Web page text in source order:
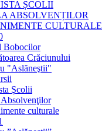
ȘCOLII
ABSOLVENȚILOR
CULTURALE
Bobocilor
Crăciunului
"Aslăneştii"
Şcolii
culturale